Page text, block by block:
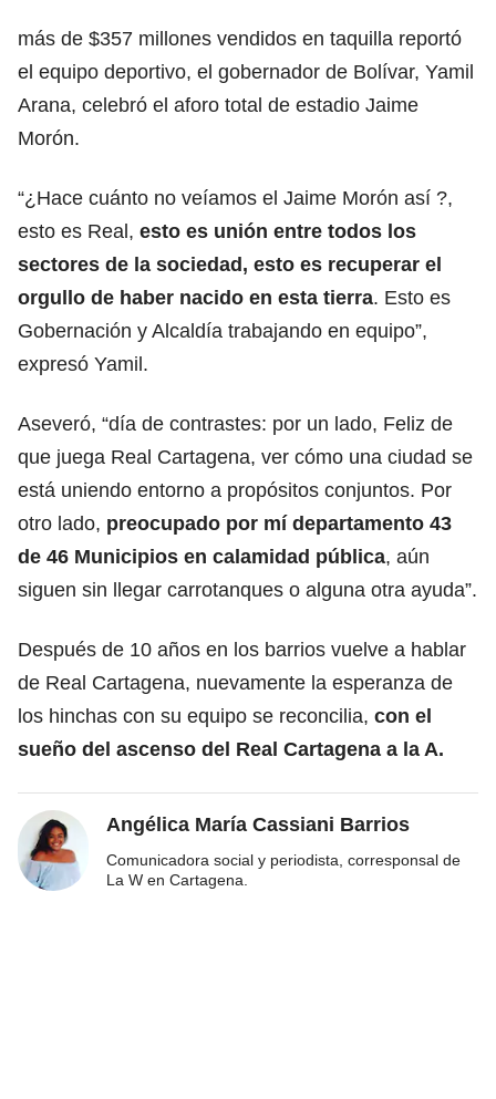
más de $357 millones vendidos en taquilla reportó
el equipo deportivo, el gobernador de Bolívar, Yamil
Arana, celebró el aforo total de estadio Jaime
Morón.
“¿Hace cuánto no veíamos el Jaime Morón así ?,
esto es Real, esto es unión entre todos los
sectores de la sociedad, esto es recuperar el
orgullo de haber nacido en esta tierra. Esto es
Gobernación y Alcaldía trabajando en equipo”,
expresó Yamil.
Aseveró, “día de contrastes: por un lado, Feliz de
que juega Real Cartagena, ver cómo una ciudad se
está uniendo entorno a propósitos conjuntos. Por
otro lado, preocupado por mí departamento 43
de 46 Municipios en calamidad pública, aún
siguen sin llegar carrotanques o alguna otra ayuda”.
Después de 10 años en los barrios vuelve a hablar
de Real Cartagena, nuevamente la esperanza de
los hinchas con su equipo se reconcilia, con el
sueño del ascenso del Real Cartagena a la A.
Angélica María Cassiani Barrios
Comunicadora social y periodista, corresponsal de
La W en Cartagena.